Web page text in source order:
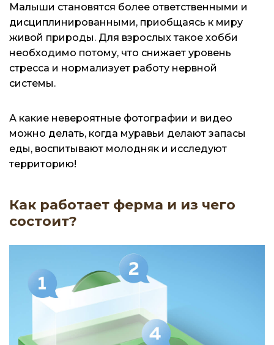
Малыши становятся более ответственными и
дисциплинированными, приобщаясь к миру
живой природы. Для взрослых такое хобби
необходимо потому, что снижает уровень
стресса и нормализует работу нервной
системы.
А какие невероятные фотографии и видео
можно делать, когда муравьи делают запасы
еды, воспитывают молодняк и исследуют
территорию!
Как работает ферма и из чего
состоит?